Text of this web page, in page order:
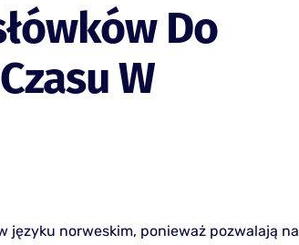
Do
W
języku norweskim, ponieważ pozwalają na